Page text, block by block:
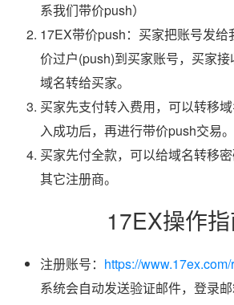
系我们带价push）
17EX带价push：买家把账号发
价过户(push)到买家账号，买家
域名转给买家。
买家先支付转入费用，可以转移
入成功后，再进行带价push交易。
买家先付全款，可以给域名转移
其它注册商。
17EX操作
注册账号： https://www.17ex.com/
系统会自动发送验证邮件，登录邮